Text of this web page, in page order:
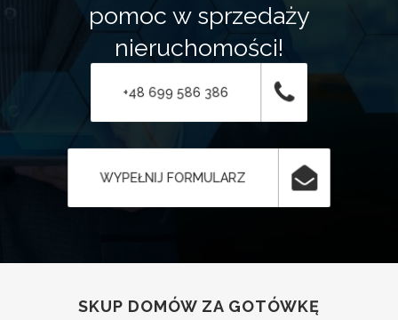
pomoc w sprzedaży
nieruchomości!
+48 699 586 386
WYPEŁNIJ FORMULARZ
SKUP DOMÓW ZA GOTÓWKĘ